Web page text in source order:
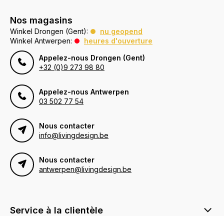
Nos magasins
Winkel Drongen (Gent):
nu geopend
Winkel Antwerpen:
heures d'ouverture
Appelez-nous Drongen (Gent)
+32 (0)9 273 98 80
Appelez-nous Antwerpen
03 502 77 54
Nous contacter
info@livingdesign.be
Nous contacter
antwerpen@livingdesign.be
Service à la clientèle